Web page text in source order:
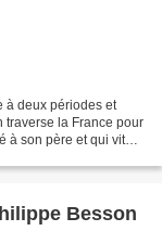
à deux périodes et
traverse la France pour
à son père et qui vit
Besson